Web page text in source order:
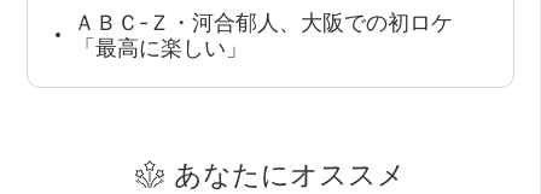
ＡＢＣ-Ｚ・河合郁人、大阪での初ロケ
「最高に楽しい」
あなたにオススメ